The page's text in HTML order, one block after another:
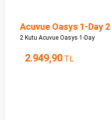
Acuvue Oasys 1-Day
2 Kutu Acuvue Oasys 1-Day
2.949,90 TL